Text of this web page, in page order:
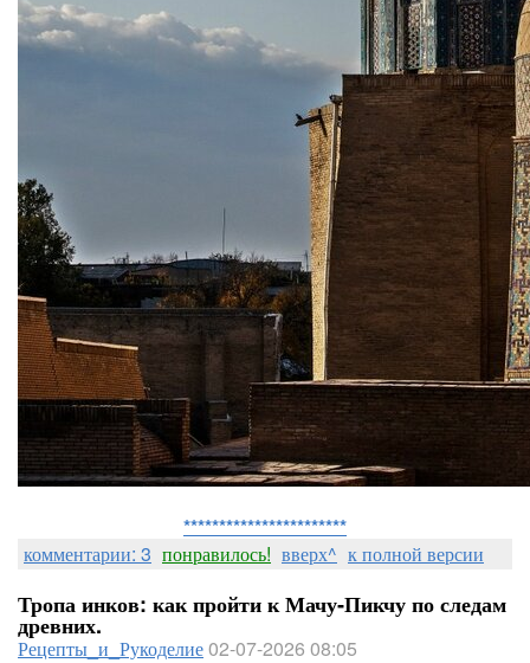
***********************
комментарии: 3 понравилось! вверх^ к полной версии
Тропа инков: как пройти к Мачу‑Пикчу по следам
древних.
Рецепты_и_Рукоделие02-07-2026 08:05